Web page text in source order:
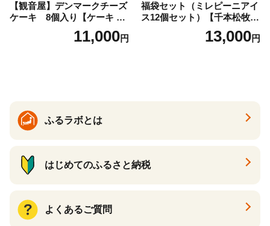
【観音屋】デンマークチーズ
ケーキ 8個入り【ケーキ チ
ーズケーキ 人気スイーツ お
すすめスイーツ 神戸スイー
11,000円
福袋セット（ミレピーニアイ
ス12個セット）【千本松牧
場】 ns025-014-12 【デザー
ト 詰め合わせ ギフト】
13,000円
ふるラボとは
はじめてのふるさと納税
よくあるご質問